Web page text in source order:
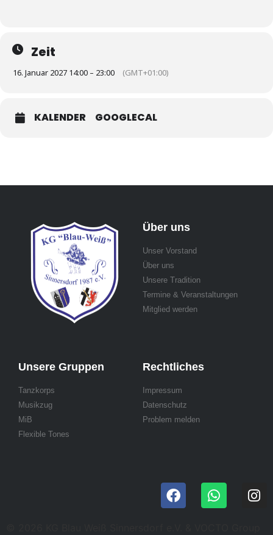
Zeit
16. Januar 2027 14:00 – 23:00 (GMT+01:00)
KALENDER GOOGLECAL
Über uns
Unser Vorstand
Über uns
Unsere Tradition
Termine & Veranstaltungen
Mitglied werden
Unsere Gruppen
Tanzkorps
Musikzug
MiB
Flexible Tones
Rechtliches
Impressum
Datenschutz
Problem melden